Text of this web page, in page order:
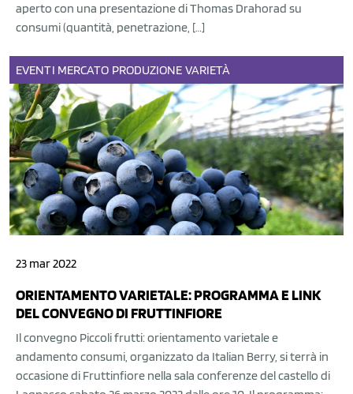
aperto con una presentazione di Thomas Drahorad su
consumi (quantità, penetrazione, […]
EVENTI MERCATO PRODUZIONE VARIETÀ
23 mar 2022
ORIENTAMENTO VARIETALE: PROGRAMMA E LINK
DEL CONVEGNO DI FRUTTINFIORE
Il convegno Piccoli frutti: orientamento varietale e
andamento consumi, organizzato da Italian Berry, si terrà in
occasione di Fruttinfiore nella sala conferenze del castello di